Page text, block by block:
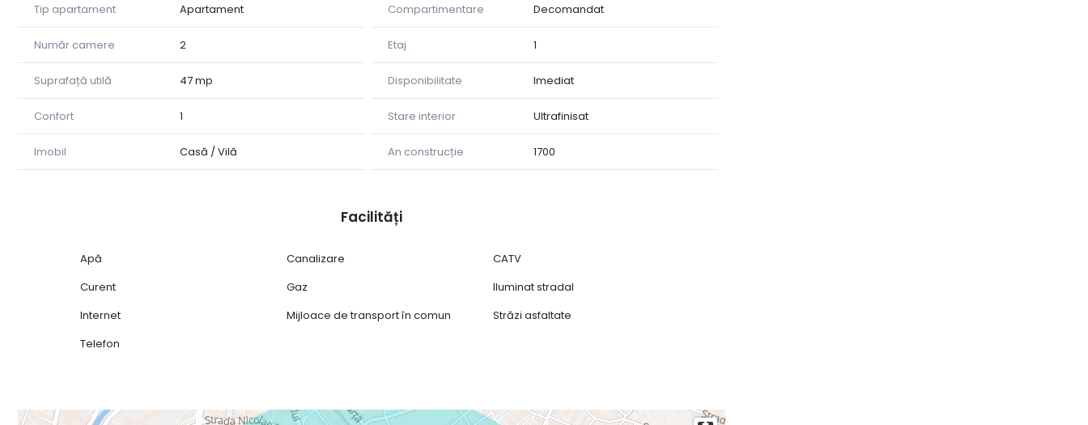
Baie modernă
Magazie
Poziționarea centrală asigură acces rapid la institutii de invatamant, restaurante, magazine, instituții publice și
mijloace de transport.
Pretabil regim hotelier.
Tip apartament Apartament Compartimentare Decomandat
Număr camere 2 Etaj 1
Suprafață utilă 47 mp Disponibilitate Imediat
Confort 1 Stare interior Ultrafinisat
Imobil Casă / Vilă An construcție 1700
Facilități
Apă Canalizare
CATV
Curent
Gaz
Iluminat stradal
Internet
Mijloace de transport în comun
Străzi asfaltate
Telefon